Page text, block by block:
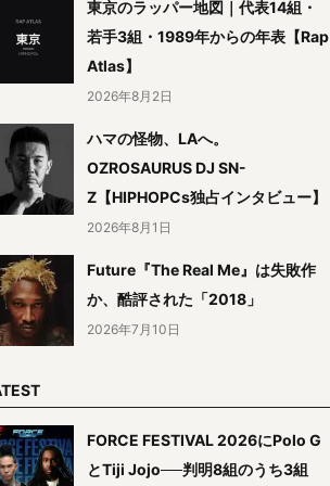
東京のラッパー地図｜代表14組・
若手3組・1989年からの年表【Rap
Atlas】
2026年8月2日
ハマの怪物、LAへ。
OZROSAURUS DJ SN-
Z【HIPHOPCs独占インタビュー】
2026年8月1日
Future『The Real Me』は失敗作
か、酷評された「2018」
2026年7月10日
FORCE FESTIVAL 2026にPolo G
とTiji Jojo──判明8組のうち3組